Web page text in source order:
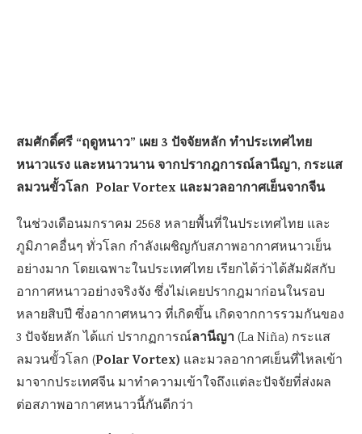
สมศักดิ์ศรี “ฤดูหนาว” เผย 3 ปัจจัยหลัก ทำประเทศไทย
หนาวแรง และหนาวนาน จากปรากฎการณ์ลานีญา, กระแส
ลมวนขั้วโลก Polar Vortex และมวลอากาศเย็นจากจีน
ในช่วงเดือนมกราคม 2568 หลายพื้นที่ในประเทศไทย และ
ภูมิภาคอื่นๆ ทั่วโลก กำลังเผชิญกับสภาพอากาศหนาวเย็น
อย่างมาก โดยเฉพาะในประเทศไทย เรียกได้ว่าได้สัมผัสกับ
อากาศหนาวอย่างจริงจัง ซึ่งไม่เคยปรากฎมาก่อนในรอบ
หลายสิบปี ซึ่งอากาศหนาว ที่เกิดขึ้น เกิดจากการรวมกันของ
3 ปัจจัยหลัก ได้แก่ ปรากฏการณ์ลานีญา(La Niña) กระแส
ลมวนขั้วโลก (Polar Vortex) และมวลอากาศเย็นที่ไหลเข้า
มาจากประเทศจีน มาทำความเข้าใจถึงแต่ละปัจจัยที่ส่งผล
ต่อสภาพอากาศหนาวนี้กันดีกว่า